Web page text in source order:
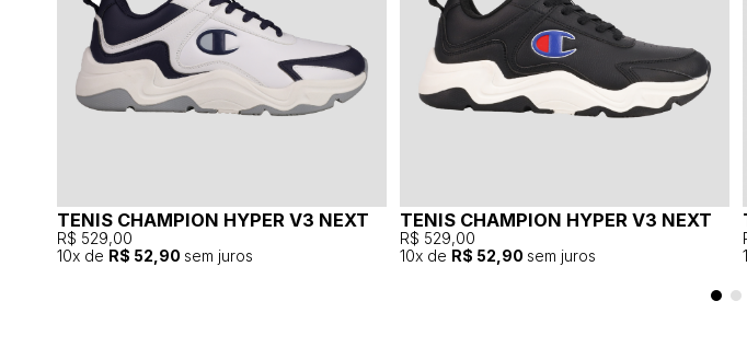
TENIS CHAMPION HYPER V3 NEXT
R$ 529,00
10x de R$ 52,90 sem juros
TENIS CHAMPION HYPER V3 NEXT
R$ 529,00
10x de R$ 52,90 sem juros